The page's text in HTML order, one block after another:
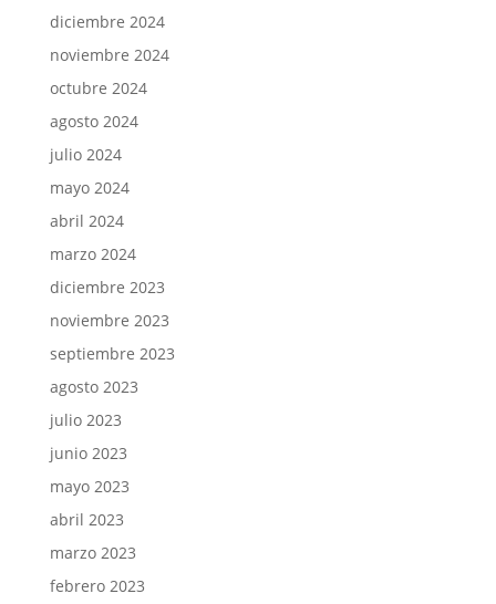
diciembre 2024
noviembre 2024
octubre 2024
agosto 2024
julio 2024
mayo 2024
abril 2024
marzo 2024
diciembre 2023
noviembre 2023
septiembre 2023
agosto 2023
julio 2023
junio 2023
mayo 2023
abril 2023
marzo 2023
febrero 2023